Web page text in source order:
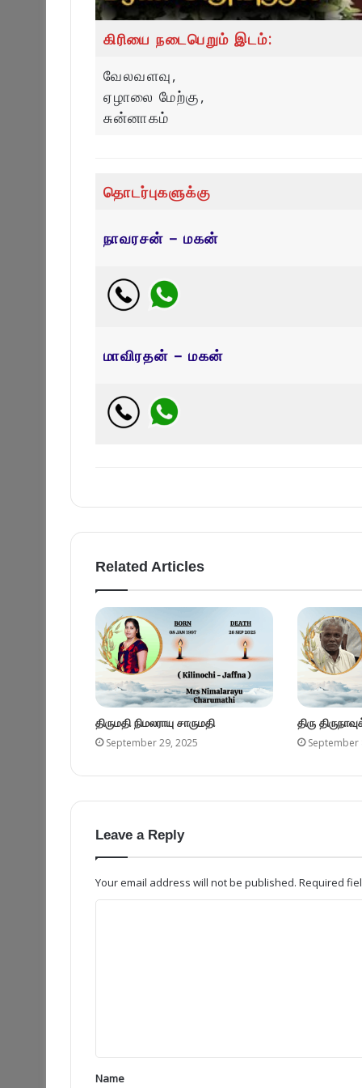
கிரியை நடைபெறும் இடம்:
வேலவளவு,
ஏழாலை மேற்கு,
சுன்னாகம்
தொடர்புகளுக்கு
நாவரசன் – மகன்
மாவிரதன் – மகன்
Related Articles
திருமதி நிமலராயு சாருமதி
September 29, 2025
திரு
September
Leave a Reply
Your email address will not be published. Required
Name